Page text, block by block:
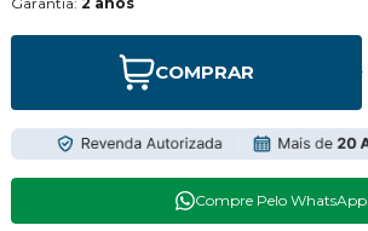
COMPRAR
Compre Pelo WhatsApp